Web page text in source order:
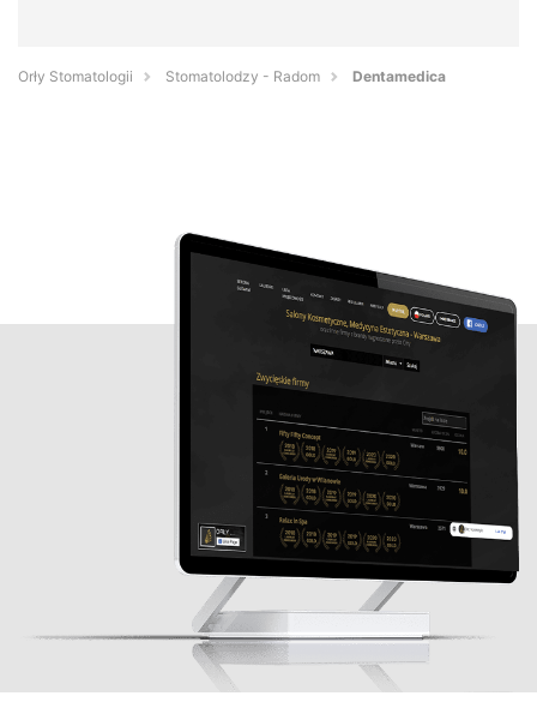
Orły Stomatologii Stomatolodzy - Radom Dentamedica